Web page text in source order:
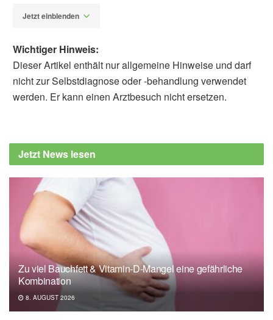
Jetzt einblenden
Lebensmittelsicherheit: Rückruf
Cashewkerne (veröffentlicht: 17.08.2020),
Wichtiger Hinweis:
Dieser Artikel enthält nur allgemeine Hinweise und darf
nicht zur Selbstdiagnose oder -behandlung verwendet
werden. Er kann einen Arztbesuch nicht ersetzen.
Jetzt News lesen
Zu viel Bauchfett & Vitamin-D-Mangel eine gefährliche
Kombination
8. AUGUST 2026